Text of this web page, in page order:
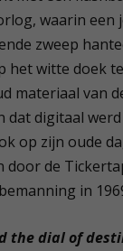
waarin een
zweep
het witte doek
materiaal van
dat digitaal
op zijn oude
door de
in
the dial of